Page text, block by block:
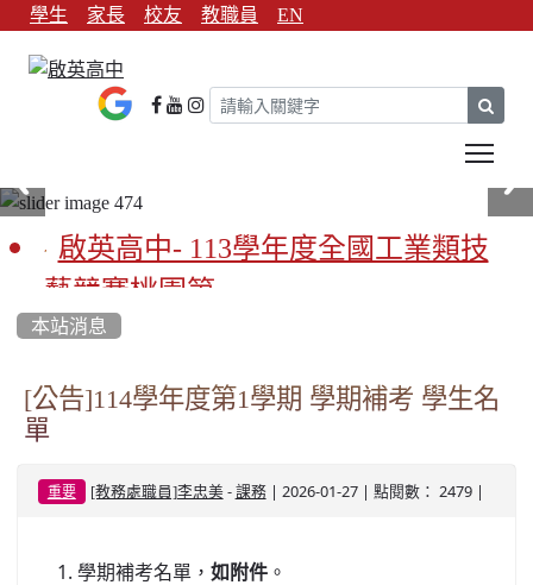
學生 家長 校友 教職員 EN
啟英高中- 113學年度全國工業類技
藝競賽桃園第一
啟英高中-113學年全國學生家事類技
藝競賽榮獲1支金手獎3支優勝
第一
北台灣私校第一
本站消息
[公告]114學年度第1學期 學期補考 學生名
單
重要 [教務處職員]李忠美- 課務| 2026-01-27 | 點閱數： 2479 |
學期補考名單， 如附件 。